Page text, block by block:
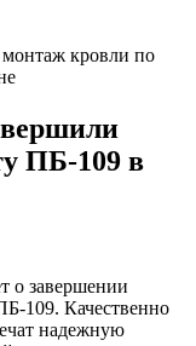
кровли по
ПБ-109 в
о завершении
109. Качественно
надежную